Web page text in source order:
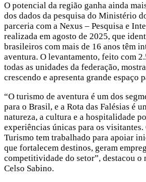
O potencial da região ganha ainda
dos dados da pesquisa do Ministério
parceria com a Nexus – Pesquisa e
realizada em agosto de 2025, que
brasileiros com mais de 16 anos têm
aventura. O levantamento, feito com
todas as unidades da federação,
crescendo e apresenta grande espaço
“O turismo de aventura é um dos
para o Brasil, e a Rota das Falésias é
natureza, a cultura e a hospitalidade
experiências únicas para os
Turismo tem trabalhado para apoiar
que fortalecem destinos, geram
competitividade do setor”, destacou
Celso Sabino.